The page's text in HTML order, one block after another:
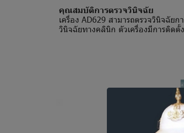
คุณสมบัติการตรวจวินิจฉัย
เครื่อง AD629 สามารถตรวจวินิจฉัย
วินิจฉัยทางคลินิก ตัวเครื่องมีการติด